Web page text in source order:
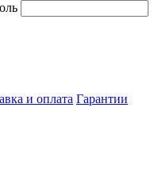
и оплата Гарантии